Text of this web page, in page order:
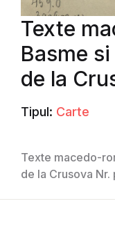
Texte
Basme
de la
Tipul: Carte
Texte macedo-
de la Crusova Nr.